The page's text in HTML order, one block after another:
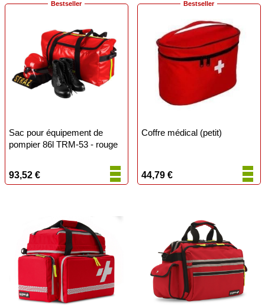
Bestseller
Sac pour équipement de
pompier 86l TRM-53 - rouge
93,52 €
Bestseller
Coffre médical (petit)
44,79 €